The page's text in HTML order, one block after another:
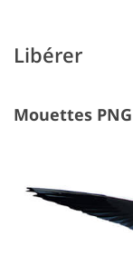
Libérer
Mouettes